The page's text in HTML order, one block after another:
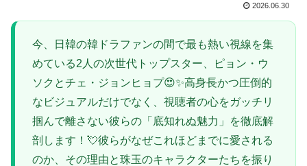
2026.06.30
今、日韓の韓ドラファンの間で最も熱い視線を集
めている2人の次世代トップスター、ピョン・ウ
ソクとチェ・ジョンヒョプ😍✨高身長かつ圧倒的
なビジュアルだけでなく、視聴者の心をガッチリ
掴んで離さない彼らの「底知れぬ魅力」を徹底解
剖します！💘彼らがなぜこれほどまでに愛される
のか、その理由と珠玉のキャラクターたちを振り